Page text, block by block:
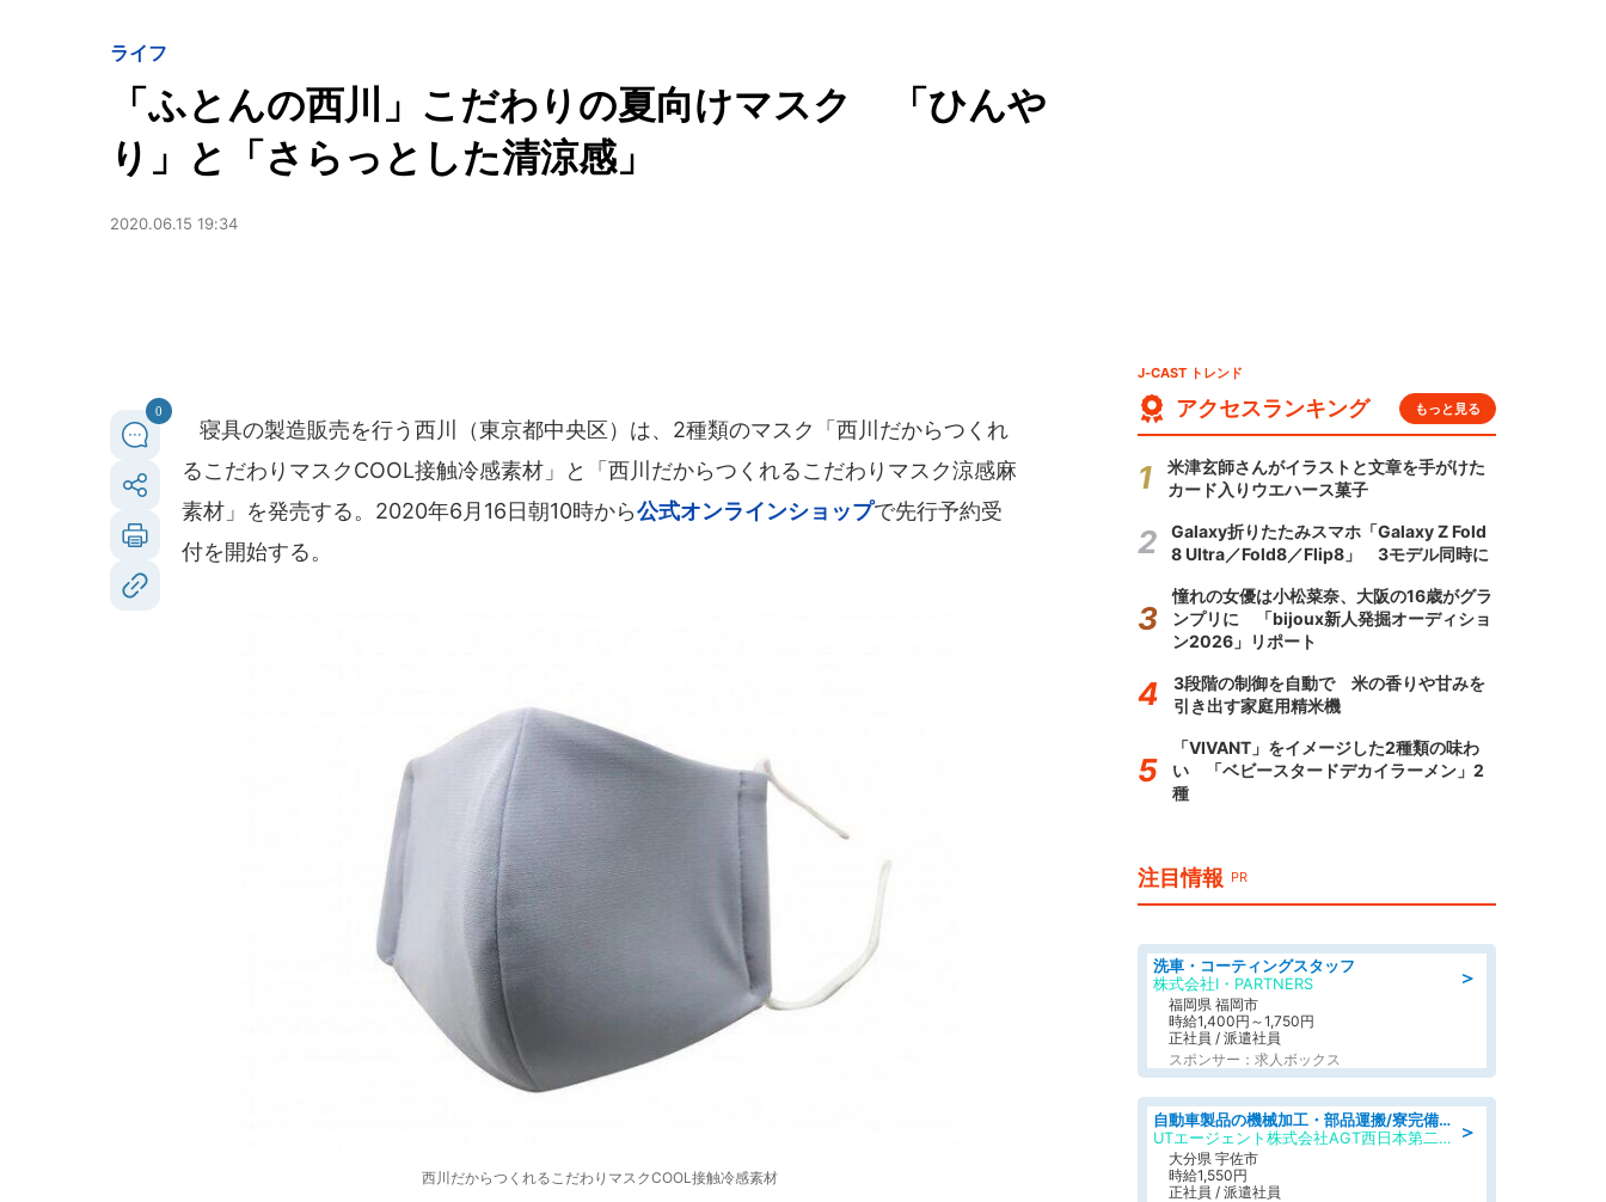
ライフ
「ふとんの西川」こだわりの夏向けマスク 「ひんや
り」と「さらっとした清涼感」
2020.06.15 19:34
0
寝具の製造販売を行う西川（東京都中央区）は、2種類のマスク「西川だからつくれ
るこだわりマスクCOOL接触冷感素材」と「西川だからつくれるこだわりマスク涼感麻
素材」を発売する。2020年6月16日朝10時から公式オンラインショップで先行予約受
付を開始する。
西川だからつくれるこだわりマスクCOOL接触冷感素材
J-CAST トレンド
アクセスランキング もっと見る
米津玄師さんがイラストと文章を手がけた
カード入りウエハース菓子
Galaxy折りたたみスマホ「Galaxy Z Fold
8 Ultra／Fold8／Flip8」 3モデル同時に
憧れの女優は小松菜奈、大阪の16歳がグラ
ンプリに 「bijoux新人発掘オーディショ
ン2026」リポート
3段階の制御を自動で 米の香りや甘みを
引き出す家庭用精米機
「VIVANT」をイメージした2種類の味わ
い 「ベビースタードデカイラーメン」2
種
注目情報 PR
＞
洗車・コーティングスタッフ
株式会社I・PARTNERS
福岡県 福岡市
時給1,400円～1,750円
正社員 / 派遣社員
スポンサー：求人ボックス
＞
自動車製品の機械加工・部品運搬/寮完備/日払い/工場・製造
UTエージェント株式会社AGT西日本第二CU
大分県 宇佐市
時給1,550円
正社員 / 派遣社員